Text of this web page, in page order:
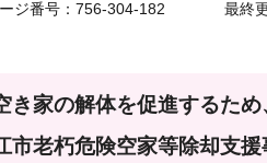
ジ番号：756-304-182
最終
き家の解体を促進するた
老朽危険空家等除却支援